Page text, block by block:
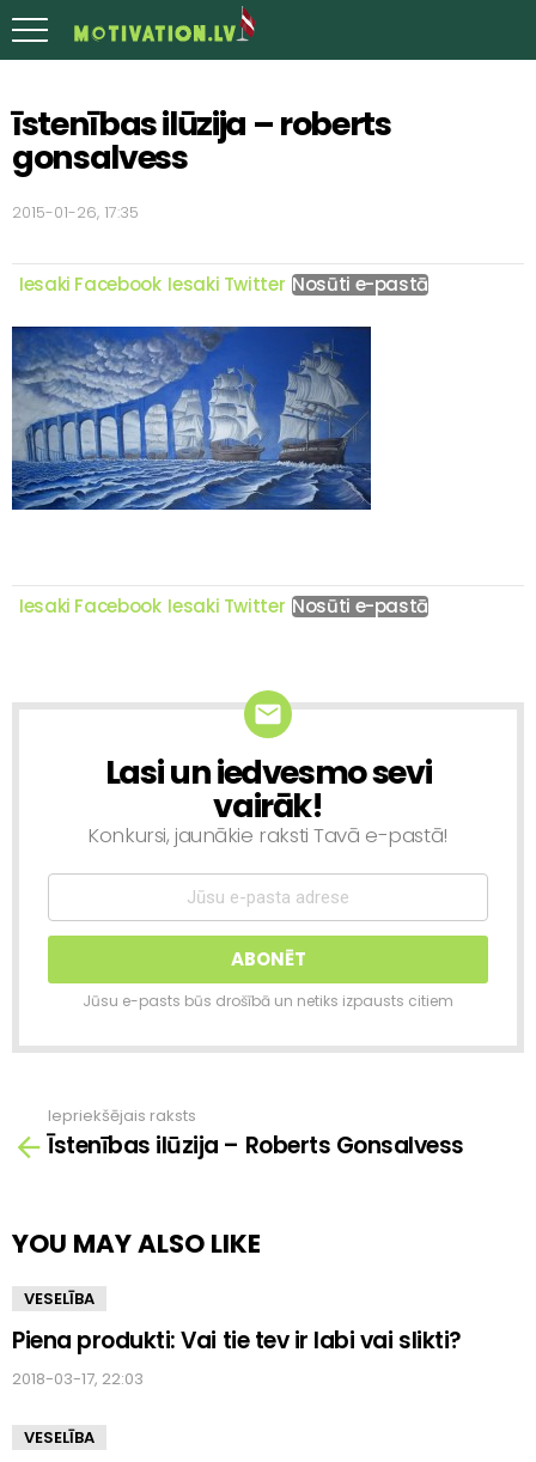
īstenības ilūzija – roberts
gonsalvess
2015-01-26, 17:35
Iesaki Facebook Iesaki Twitter Nosūti e-pastā
Iesaki Facebook Iesaki Twitter Nosūti e-pastā
NEWSLETTER
Lasi un iedvesmo sevi
vairāk!
Konkursi, jaunākie raksti Tavā e-pastā!
Jūsu e-pasts būs drošībā un netiks izpausts citiem
Skatīt
vairāk
Iepriekšējais raksts
Īstenības ilūzija – Roberts Gonsalvess
YOU MAY ALSO LIKE
VESELĪBA
Piena produkti: Vai tie tev ir labi vai slikti?
2018-03-17, 22:03
VESELĪBA